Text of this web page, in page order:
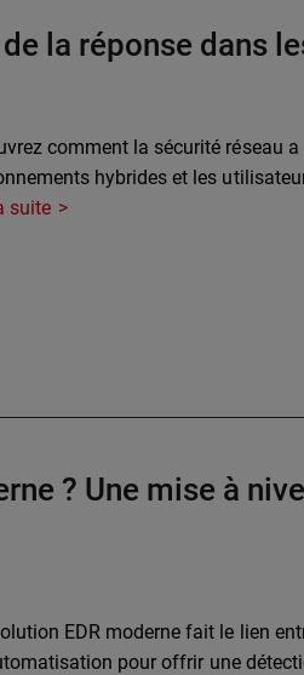
la réponse dans
comment la sécurité réseau
hybrides et les
suite
? Une mise à
EDR moderne fait le lien
pour offrir une